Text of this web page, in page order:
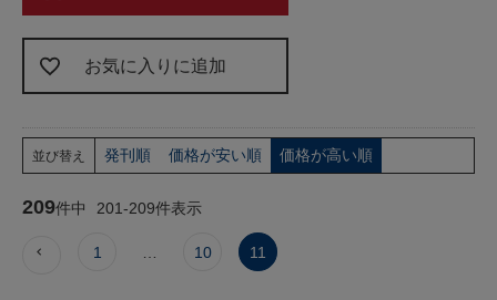
お気に入りに追加
並び替え 発刊順 価格が安い順 価格が高い順
209件中 201-209件表示
1 10 11